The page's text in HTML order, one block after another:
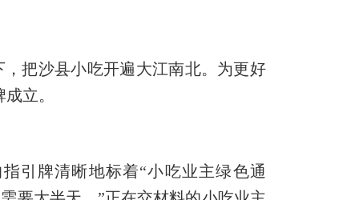
把沙县小吃开遍大江南北。为更好
立。
引牌清晰地标着“小吃业主绿色通